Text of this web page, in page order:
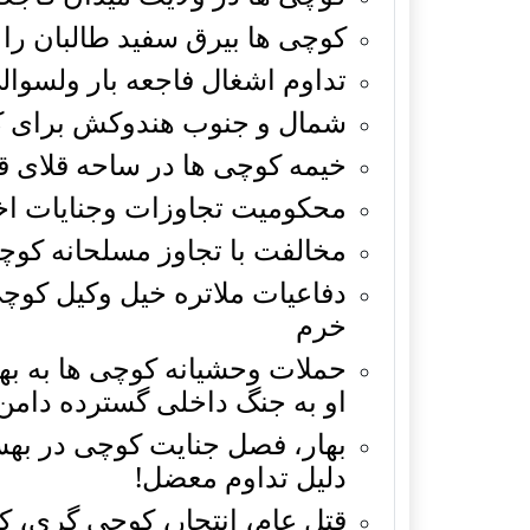
کوچی ها بيرق سفيد طالبان را
تداوم اشغال فاجعه بار
شمال و جنوب هندوکش
خيمه کوچی ها در ساحه
محکومیت تجاوزات وجنایات
مخالفت با تجاوز مسلحانه
دفاعيات ملاتره خيل وکيل
خرم
حملات وحشیانه کوچی ها به
او به جنگ داخلی گسترده
بهار، فصل جنایت کوچی در
دلیل تداوم معضل!
قتل عام، انتحار، کوچی